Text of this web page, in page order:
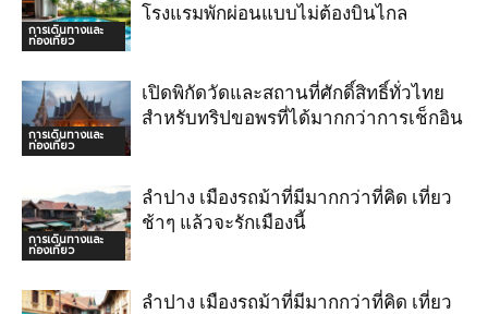
การเดินทางและ
ท่องเที่ยว
โรงแรมพักผ่อนแบบไม่ต้องบินไกล
การเดินทางและ
ท่องเที่ยว
เปิดพิกัดวัดและสถานที่ศักดิ์สิทธิ์ทั่วไทย
สำหรับทริปขอพรที่ได้มากกว่าการเช็กอิน
การเดินทางและ
ท่องเที่ยว
ลำปาง เมืองรถม้าที่มีมากกว่าที่คิด เที่ยว
ช้าๆ แล้วจะรักเมืองนี้
ลำปาง เมืองรถม้าที่มีมากกว่าที่คิด เที่ยว